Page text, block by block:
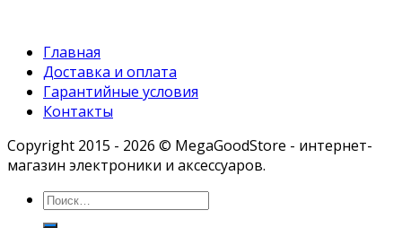
Главная
Доставка и оплата
Гарантийные условия
Контакты
Copyright 2015 - 2026 © MegaGoodStore - интернет-
магазин электроники и аксессуаров.